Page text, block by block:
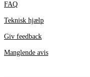
FAQ
Teknisk hjælp
Giv feedback
Manglende avis